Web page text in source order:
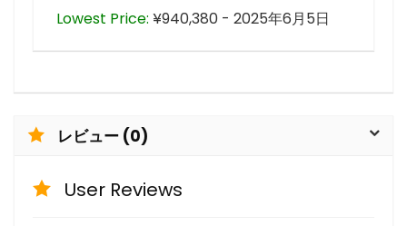
Lowest Price: ¥940,380 - 2025年6月5日
レビュー (0)
User Reviews